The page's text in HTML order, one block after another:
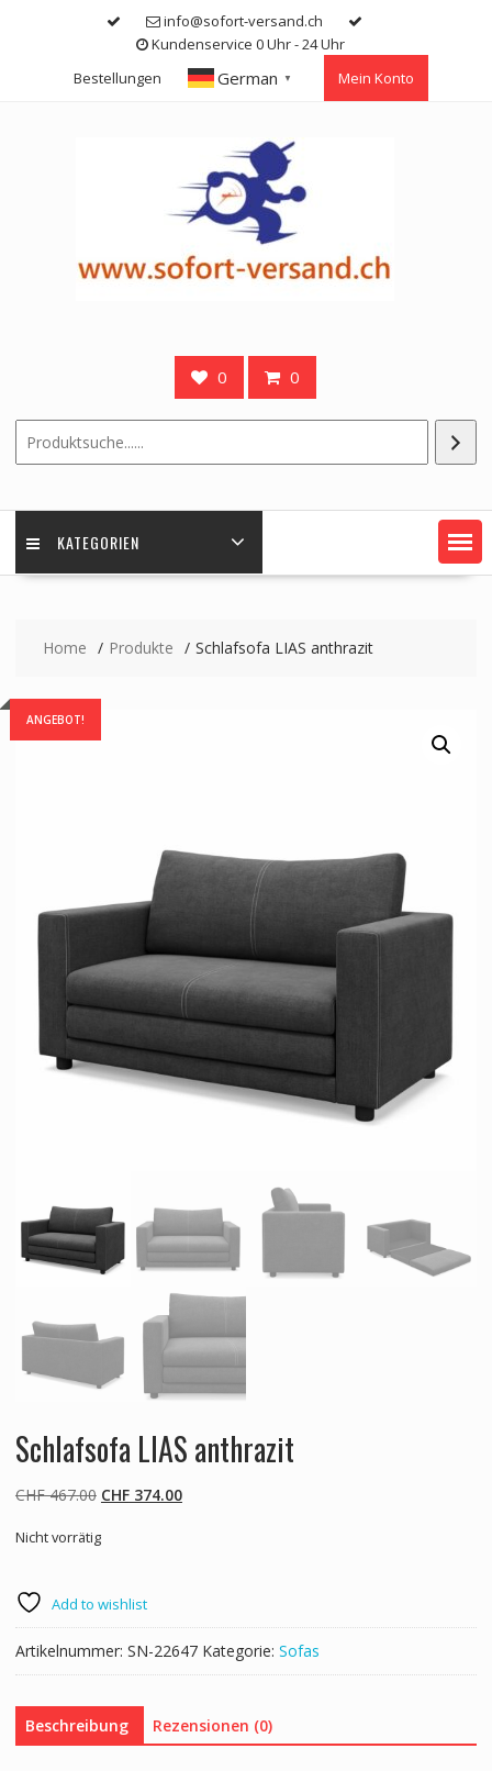
info@sofort-versand.ch
Kundenservice 0 Uhr - 24 Uhr
Bestellungen
German ▼ Mein Konto
0 0
KATEGORIEN
Home Produkte Schlafsofa LIAS anthrazit
ANGEBOT!
Schlafsofa LIAS anthrazit
CHF467.00 Ursprünglicher
war:
CHF374.00Aktueller
Nicht vorrätig
Add to wishlist
Artikelnummer: SN-22647 Kategorie: Sofas
Beschreibung Rezensionen (0)